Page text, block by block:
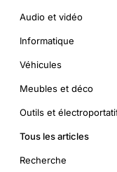
Audio et vidéo
Informatique
Véhicules
Meubles et déco
Outils et
Tous les articles
Recherche